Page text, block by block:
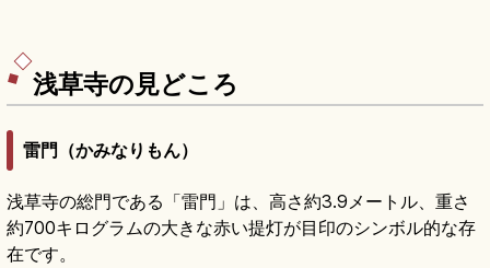
浅草寺の見どころ
雷門（かみなりもん）
浅草寺の総門である「雷門」は、高さ約3.9メートル、重さ
約700キログラムの大きな赤い提灯が目印のシンボル的な存
在です。